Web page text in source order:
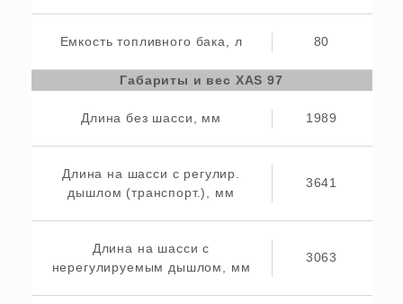
Емкость топливного бака, л 80
Габариты и вес XAS 97
Длина без шасси, мм 1989
Длина на шасси с регулир.
дышлом (транспорт.), мм
3641
Длина на шасси с
нерегулируемым дышлом, мм
3063